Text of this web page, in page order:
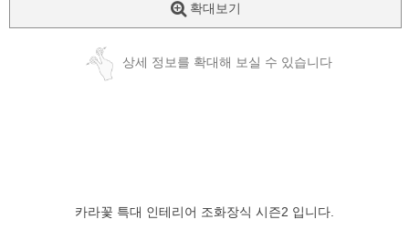
확대보기
상세 정보를 확대해 보실 수 있습니다
카라꽃 특대 인테리어 조화장식 시즌2 입니다.